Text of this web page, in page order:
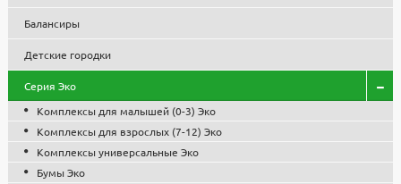
Балансиры
Детские городки
Серия Эко
Комплексы для малышей (0-3) Эко
Комплексы для взрослых (7-12) Эко
Комплексы универсальные Эко
Бумы Эко